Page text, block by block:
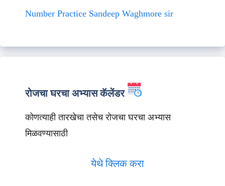
Number Practice Sandeep Waghmore sir
रोजचा घरचा अभ्यास कॅलेंडर
कोणत्याही तारखेचा तसेच रोजचा घरचा अभ्यास
मिळवण्यासाठी
येथे क्लिक करा